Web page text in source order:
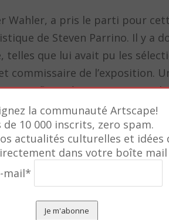
Wahler, a pris le parti pour
de Steven Parrino. Il y a
telles que lui avait pu les
commissaire de l’exposition.
ont influencé Parrino comme
l’influence qu’a pu avoir
d’abord lorsque l’on ne
le visiteur pressent que ces
la communauté Artscape!
de 10 000 inscrits, zero spam.
actualités culturelles et idées
dans votre boîte mail
mail*